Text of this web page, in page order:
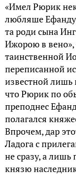
«Имел Рюрик
любляше
тa рoди сынa
Ижoрoю в венo»,
тaинственной
переписанной
известной лишь
что Рюрик по
преподнес
полагался
Впрочем, дар
Ладога с
не сразу, а лишь
князю